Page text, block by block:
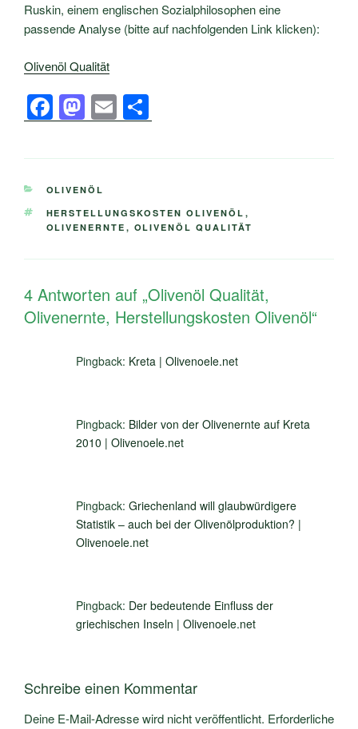
Ruskin, einem englischen Sozialphilosophen eine
passende Analyse (bitte auf nachfolgenden Link klicken):
Olivenöl Qualität
F
a
c
e
b
o
o
k
M
a
st
o
d
o
n
E
m
ail
eil
e
KATEGORIEN
OLIVENÖL
SCHLAGWÖRTER
HERSTELLUNGSKOSTEN OLIVENÖL ,
OLIVENERNTE , OLIVENÖL QUALITÄT
4 Antworten auf „Olivenöl Qualität,
Olivenernte, Herstellungskosten Olivenöl“
Pingback: Kreta | Olivenoele.net
Pingback: Bilder von der Olivenernte auf Kreta
2010 | Olivenoele.net
Pingback: Griechenland will glaubwürdigere
Statistik – auch bei der Olivenölproduktion? |
Olivenoele.net
Pingback: Der bedeutende Einfluss der
griechischen Inseln | Olivenoele.net
Schreibe einen Kommentar
Deine E-Mail-Adresse wird nicht veröffentlicht. Erforderliche